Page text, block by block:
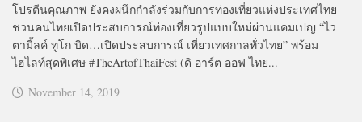
โปรตีนคุณภาพ ยังคงผนึกกำลังร่วมกับการท่องเที่ยวแห่งประเทศไทย
ชวนคนไทยเปิดประสบการณ์ท่องเที่ยวรูปแบบใหม่ผ่านแคมเปญ “ไว
ตามิ้ลค์ ทูโก บิด…เปิดประสบการณ์ เที่ยวเทศกาลทั่วไทย” พร้อม
ไฮไลท์สุดพิเศษ #TheArtofThaiFest (ดิ อาร์ต ออฟ ไทย...
November 14, 2019